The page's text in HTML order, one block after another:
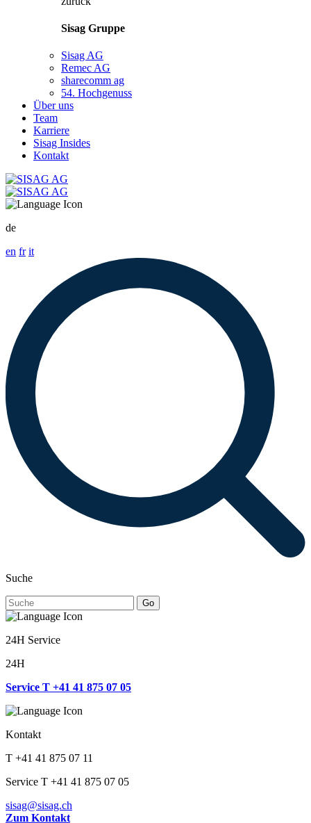
Sisag Gruppe
Sisag AG
Remec AG
sharecomm ag
54. Hochgenuss
Über uns
Team
Karriere
Sisag Insides
Kontakt
de
en fr it
Suche
Go
24H Service
24H
Service T +41 41 875 07 05
Kontakt
T +41 41 875 07 11
Service T +41 41 875 07 05
sisag@sisag.ch
Zum Kontakt